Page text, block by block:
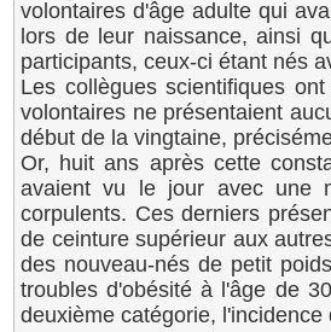
volontaires d'âge adulte qui
lors de leur naissance, ainsi
participants, ceux-ci étant nés
Les collègues scientifiques
volontaires ne présentaient
début de la vingtaine,
Or, huit ans après cette
avaient vu le jour avec une
corpulents. Ces derniers
de ceinture supérieur aux
des nouveau-nés de petit
troubles d'obésité à l'âge de
deuxième catégorie,